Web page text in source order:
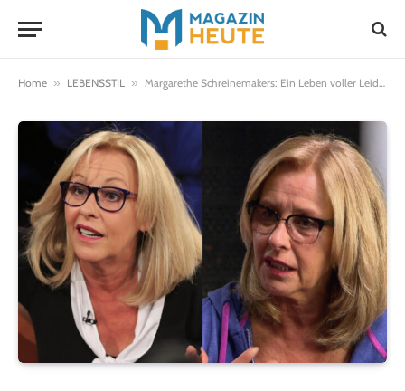
Home » LEBENSSTIL » Margarethe Schreinemakers: Ein Leben voller Leidenschaft und Engagement